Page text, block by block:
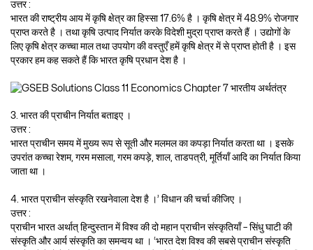
उत्तर :
भारत की राष्ट्रीय आय में कृषि क्षेत्र का हिस्सा 17.6% है । कृषि क्षेत्र में 48.9% रोजगार
प्राप्त करते है । तथा कृषि उत्पाद निर्यात करके विदेशी मुद्रा प्राप्त करते हैं । उद्योगों के
लिए कृषि क्षेत्र कच्चा माल तथा उपयोग की वस्तुएँ हमें कृषि क्षेत्र में से प्राप्त होती है । इस
प्रकार हम कह सकते हैं कि भारत कृषि प्रधान देश है ।
3. भारत की प्राचीन निर्यात बताइए ।
उत्तर :
भारत प्राचीन समय में मुख्य रूप से सूती और मलमल का कपड़ा निर्यात करता था । इसके
उपरांत कच्चा रेशम, गरम मसाला, गरम कपड़े, शाल, ताडपत्री, मूर्तियाँ आदि का निर्यात किया
जाता था ।
4. भारत प्राचीन संस्कृति रखनेवाला देश है ।’ विधान की चर्चा कीजिए ।
उत्तर :
प्राचीन भारत अर्थात् हिन्दुस्तान में विश्व की दो महान प्राचीन संस्कृतियाँ – सिंधु घाटी की
संस्कृति और आर्य संस्कृति का समन्वय था । ‘भारत देश विश्व की सबसे प्राचीन संस्कृति